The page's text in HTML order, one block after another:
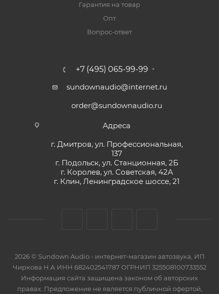
Гарантия на товар
Опт
Вопрос-ответ
+7 (495) 065-99-99
sundownaudio@internet.ru
order@sundownaudio.ru
Адреса
г. Дмитров, ул. Профессиональная,
137
г. Подольск, ул. Станционная, 2Б
г. Королев, ул. Советская, 42А
г. Клин, Ленинградское шоссе, 21
2026 © Sundown Audio - интернет-магазин автозвука, ИП
Чиркова Н.А ИНН 682402541787 ОГРНИП 325508100733552
Информация сайта защищена законом об авторских
правах. Предложение не является публичной офертой,